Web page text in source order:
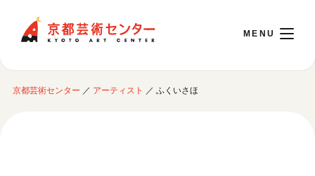
English
京都芸術センター ／ アーティスト ／ ふくいさほ